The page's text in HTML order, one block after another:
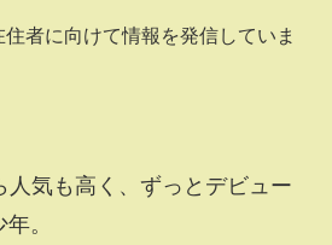
者に向けて情報を発信していま
人気も高く、ずっとデビュー
。